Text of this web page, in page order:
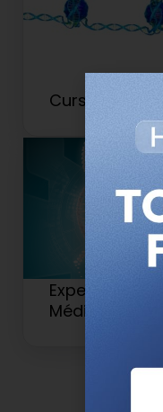
Curso de
Experto
Médica y